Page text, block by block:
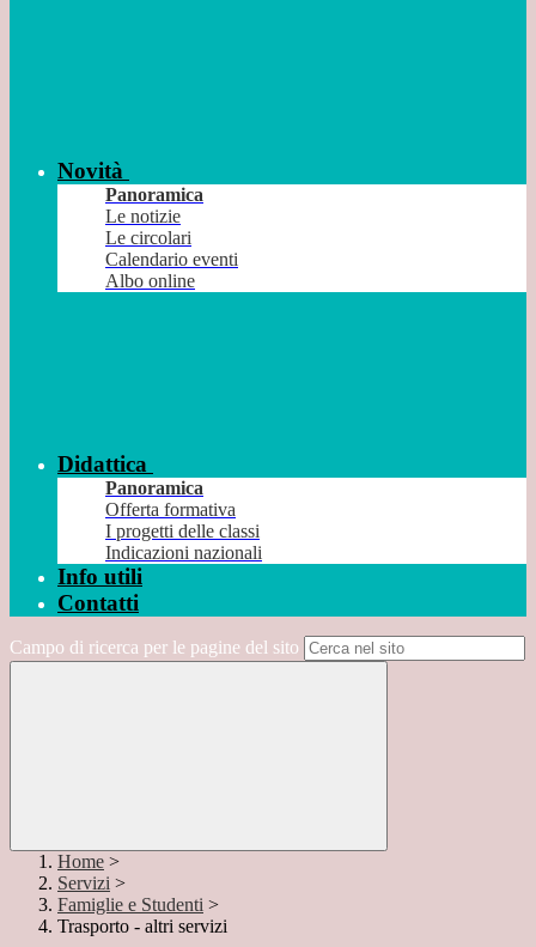
Novità
Panoramica
Le notizie
Le circolari
Calendario eventi
Albo online
Didattica
Panoramica
Offerta formativa
I progetti delle classi
Indicazioni nazionali
Info utili
Contatti
Campo di ricerca per le pagine del sito
Home >
Servizi >
Famiglie e Studenti >
Trasporto - altri servizi